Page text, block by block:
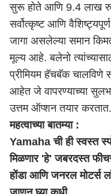
सुरू होते आणि 9.4 लाख
सर्वोत्कृष्ट आणि
जागा असलेल्या समान
मूल्य आहे. बलेनो
प्रीमियम हॅचबॅक
आहेत जे वापरण्याच्या
उत्तम ऑप्शन तयार
महत्वाच्या बातम्या :
Yamaha ची ही स्वस्त
मिळणार 'हे' जबरदस्त
होंडा आणि जनरल मोटर्स